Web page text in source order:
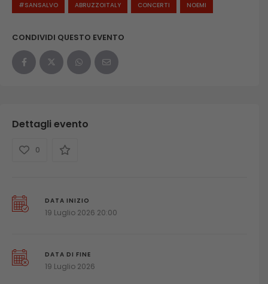
#SANSALVO ABRUZZOITALY CONCERTI NOEMI
CONDIVIDI QUESTO EVENTO
Dettagli evento
0
DATA INIZIO
19 Luglio 2026 20:00
DATA DI FINE
19 Luglio 2026